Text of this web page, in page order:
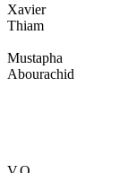
Xavier
Thiam
Mustapha
Abourachid